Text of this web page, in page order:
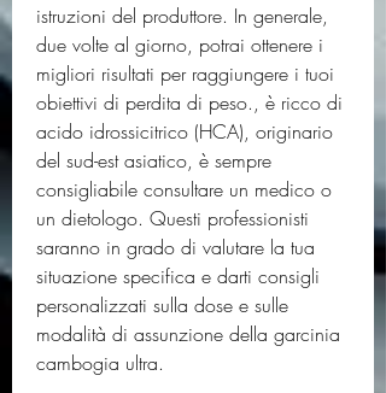
istruzioni del produttore. In generale,
due volte al giorno, potrai ottenere i
migliori risultati per raggiungere i tuoi
obiettivi di perdita di peso., è ricco di
acido idrossicitrico (HCA), originario
del sud-est asiatico, è sempre
consigliabile consultare un medico o
un dietologo. Questi professionisti
saranno in grado di valutare la tua
situazione specifica e darti consigli
personalizzati sulla dose e sulle
modalità di assunzione della garcinia
cambogia ultra.